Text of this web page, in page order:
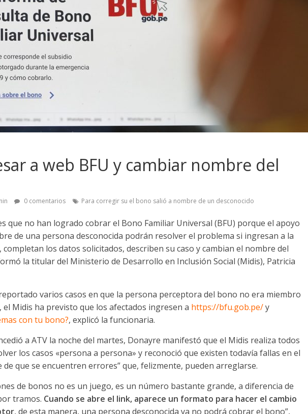
a web BFU y cambiar nombre del
0 comentarios Para corregir su el bono salió a nombre de un desconocido
que no han logrado cobrar el Bono Familiar Universal (BFU) porque el apoyo
de una persona desconocida podrán resolver el problema si ingresan a la
los datos solicitados, describen su caso y cambian el nombre del
la titular del Ministerio de Desarrollo en Inclusión Social (Midis), Patricia
varios casos en que la persona perceptora del bono no era miembro
el Midis ha previsto que los afectados ingresen a https://bfu.gob.pe/y
con tu bono?, explicó la funcionaria.
a ATV la noche del martes, Donayre manifestó que el Midis realiza todos
los casos «persona a persona» y reconoció que existen todavía fallas en el
de que se encuentren errores” que, felizmente, pueden arreglarse.
de bonos no es un juego, es un número bastante grande, a diferencia de
tramos. Cuando se abre el link, aparece un formato para hacer el cambio
, de esta manera, una persona desconocida ya no podrá cobrar el bono”,